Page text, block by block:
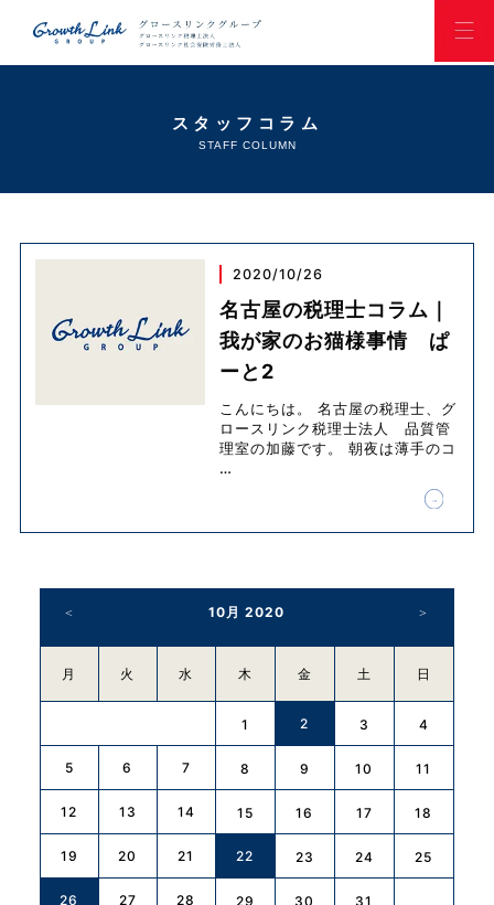
スタッフコラム
STAFF COLUMN
2020/10/26
名古屋の税理士コラム｜
我が家のお猫様事情 ぱ
ーと2
こんにちは。 名古屋の税理士、グ
ロースリンク税理士法人 品質管
理室の加藤です。 朝夜は薄手のコ
…
10月 2020
月 火 水 木 金 土 日
1 2 3 4
5 6 7 8 9 10 11
12 13 14 15 16 17 18
19 20 21 22 23 24 25
26 27 28 29 30 31